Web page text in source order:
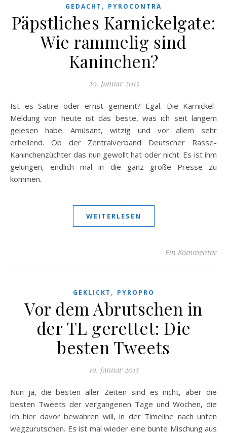
GEDACHT , PYROCONTRA
Päpstliches Karnickelgate:
Wie rammelig sind
Kaninchen?
20. Januar 2015
Ist es Satire oder ernst gemeint? Egal. Die Karnickel-
Meldung von heute ist das beste, was ich seit langem
gelesen habe. Amüsant, witzig und vor allem sehr
erhellend. Ob der Zentralverband Deutscher Rasse-
Kaninchenzüchter das nun gewollt hat oder nicht: Es ist ihm
gelungen, endlich mal in die ganz große Presse zu
kommen.
WEITERLESEN
Ein Kommentar
GEKLICKT , PYROPRO
Vor dem Abrutschen in
der TL gerettet: Die
besten Tweets
19. Januar 2015
Nun ja, die besten aller Zeiten sind es nicht, aber die
besten Tweets der vergangenen Tage und Wochen, die
ich hier davor bewahren will, in der Timeline nach unten
wegzurutschen. Es ist mal wieder eine bunte Mischung aus